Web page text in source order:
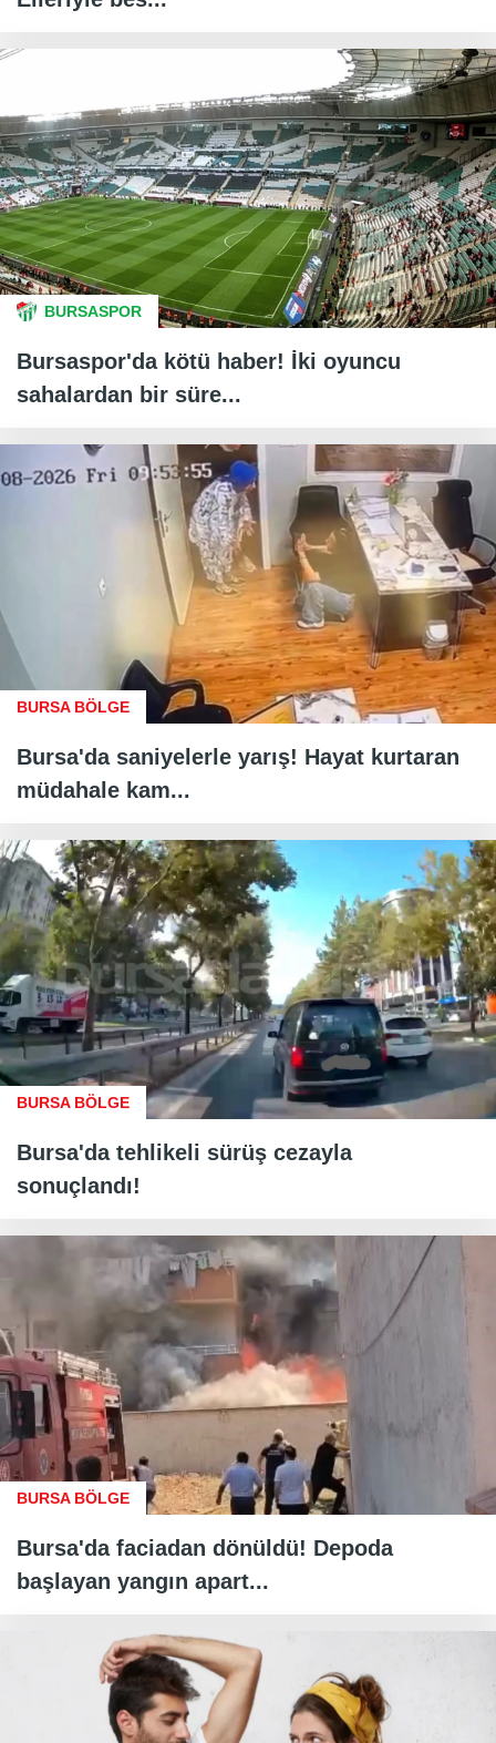
BURSASPOR
Bursaspor'da kötü haber! İki oyuncu
sahalardan bir süre...
BURSA BÖLGE
Bursa'da saniyelerle yarış! Hayat kurtaran
müdahale kam...
BURSA BÖLGE
Bursa'da tehlikeli sürüş cezayla
sonuçlandı!
BURSA BÖLGE
Bursa'da faciadan dönüldü! Depoda
başlayan yangın apart...